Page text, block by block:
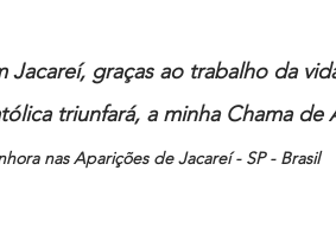
Jacareí, graças ao trabalho da
triunfará, a minha Chama
nas Aparições de Jacareí - SP - Brasil